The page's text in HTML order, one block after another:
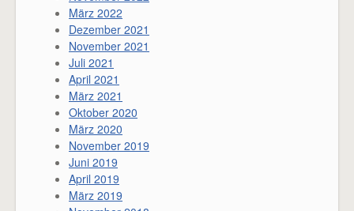
März 2022
Dezember 2021
November 2021
Juli 2021
April 2021
März 2021
Oktober 2020
März 2020
November 2019
Juni 2019
April 2019
März 2019